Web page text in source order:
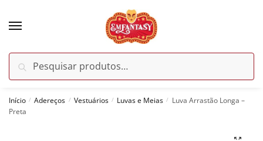
por:
Pesquisar
Início / Adereços / Vestuários / Luvas e Meias / Luva Arrastão Longa –
Preta